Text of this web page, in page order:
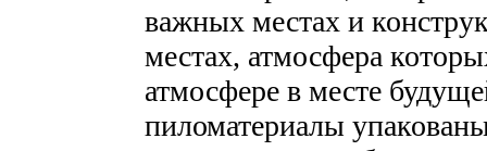
важных местах и
местах, атмосфера
атмосфере в месте
пиломатериалы